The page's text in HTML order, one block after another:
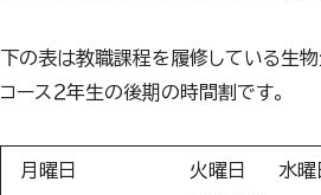
下の表は教職課程を履修している生
コース２年生の後期の時間割です。
月曜日 火曜日 水曜